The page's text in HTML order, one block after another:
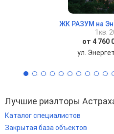
ЖК РАЗУМ на
1кв.
от 4 760
ул.
Лучшие риэлторы
Каталог специалистов
Закрытая база объектов